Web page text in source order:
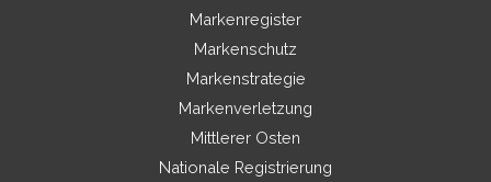
Markenregister
Markenschutz
Markenstrategie
Markenverletzung
Mittlerer Osten
Nationale Registrierung